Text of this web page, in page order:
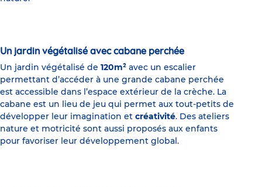
Un jardin végétalisé avec cabane perchée
Un jardin végétalisé de 120m² avec un escalier
permettant d’accéder à une grande cabane perchée
est accessible dans l’espace extérieur de la crèche. La
cabane est un lieu de jeu qui permet aux tout-petits de
développer leur imagination et créativité. Des ateliers
nature et motricité sont aussi proposés aux enfants
pour favoriser leur développement global.